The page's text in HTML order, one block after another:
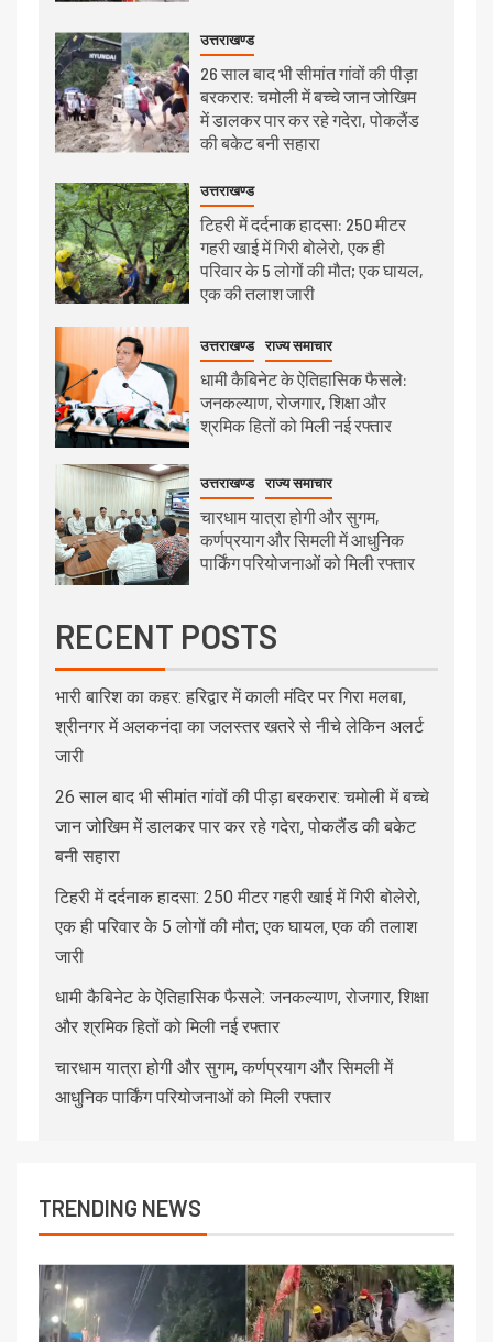
उत्तराखण्ड
26 साल बाद भी सीमांत गांवों की पीड़ा
बरकरार: चमोली में बच्चे जान जोखिम
में डालकर पार कर रहे गदेरा, पोकलैंड
की बकेट बनी सहारा
उत्तराखण्ड
टिहरी में दर्दनाक हादसा: 250 मीटर
गहरी खाई में गिरी बोलेरो, एक ही
परिवार के 5 लोगों की मौत; एक घायल,
एक की तलाश जारी
उत्तराखण्ड राज्य समाचार
धामी कैबिनेट के ऐतिहासिक फैसले:
जनकल्याण, रोजगार, शिक्षा और
श्रमिक हितों को मिली नई रफ्तार
उत्तराखण्ड राज्य समाचार
चारधाम यात्रा होगी और सुगम,
कर्णप्रयाग और सिमली में आधुनिक
पार्किंग परियोजनाओं को मिली रफ्तार
RECENT POSTS
भारी बारिश का कहर: हरिद्वार में काली मंदिर पर गिरा मलबा,
श्रीनगर में अलकनंदा का जलस्तर खतरे से नीचे लेकिन अलर्ट
जारी
26 साल बाद भी सीमांत गांवों की पीड़ा बरकरार: चमोली में बच्चे
जान जोखिम में डालकर पार कर रहे गदेरा, पोकलैंड की बकेट
बनी सहारा
टिहरी में दर्दनाक हादसा: 250 मीटर गहरी खाई में गिरी बोलेरो,
एक ही परिवार के 5 लोगों की मौत; एक घायल, एक की तलाश
जारी
धामी कैबिनेट के ऐतिहासिक फैसले: जनकल्याण, रोजगार, शिक्षा
और श्रमिक हितों को मिली नई रफ्तार
चारधाम यात्रा होगी और सुगम, कर्णप्रयाग और सिमली में
आधुनिक पार्किंग परियोजनाओं को मिली रफ्तार
TRENDING NEWS